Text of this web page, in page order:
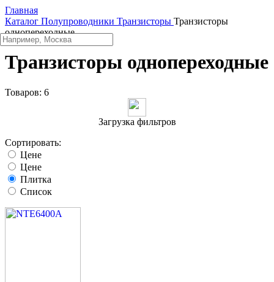
Главная
Каталог Полупроводники Транзисторы Транзисторы
однопереходные
Транзисторы однопереходные
Товаров: 6
Загрузка фильтров
Сортировать:
Цене
Цене
Плитка
Список